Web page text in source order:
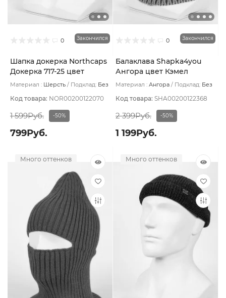
0 Закончился
Шапка докерка Northcaps
Докерка 717-25 цвет
Серый темный
Материал : Шерсть Подклад: Без
Код товара: NOR00200122070
1 599Руб. -50%
799Руб.
0 Закончился
Балаклава Shapka4you
Ангора цвет Кэмел
Материал : Ангора Подклад: Без
Код товара: SHA00200122368
2 399Руб. -50%
1 199Руб.
Много оттенков Много оттенков